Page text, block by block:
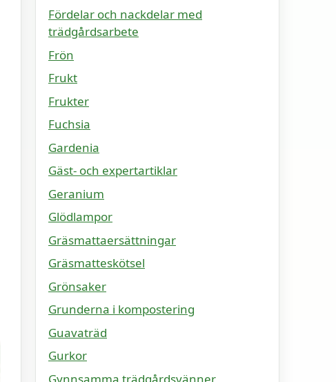
Fördelar och nackdelar med
trädgårdsarbete
Frön
Frukt
Frukter
Fuchsia
Gardenia
Gäst- och expertartiklar
Geranium
Glödlampor
Gräsmattaersättningar
Gräsmatteskötsel
Grönsaker
Grunderna i kompostering
Guavaträd
Gurkor
Gynnsamma trädgårdsvänner